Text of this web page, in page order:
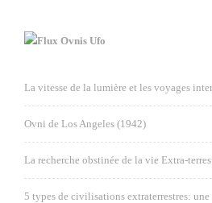
Ovnis Ufo
La vitesse de la lumière et les voyages
Ovni de Los Angeles (1942)
La recherche obstinée de la vie Extra-
5 types de civilisations extraterrestres: